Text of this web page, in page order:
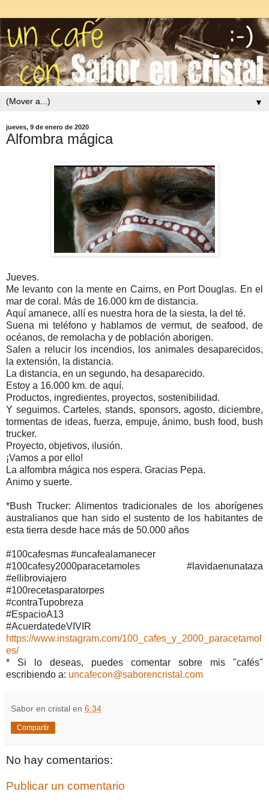
▼
jueves, 9 de enero de 2020
Alfombra mágica
Jueves.
Me levanto con la mente en Cairns, en Port Douglas. En el
mar de coral. Más de 16.000 km de distancia.
Aquí amanece, allí es nuestra hora de la siesta, la del té.
Suena mi teléfono y hablamos de vermut, de seafood, de
océanos, de remolacha y de población aborigen.
Salen a relucir los incendios, los animales desaparecidos,
la extensión, la distancia.
La distancia, en un segundo, ha desaparecido.
Estoy a 16.000 km. de aquí.
Productos, ingredientes, proyectos, sostenibilidad.
Y seguimos. Carteles, stands, sponsors, agosto, diciembre,
tormentas de ideas, fuerza, empuje, ánimo, bush food, bush
trucker.
Proyecto, objetivos, ilusión.
¡Vamos a por ello!
La alfombra mágica nos espera. Gracias Pepa.
Animo y suerte.
*Bush Trucker: Alimentos tradicionales de los aborígenes
australianos que han sido el sustento de los habitantes de
esta tierra desde hace más de 50.000 años
#100cafesmas #uncafealamanecer
#100cafesy2000paracetamoles #lavidaenunataza
#ellibroviajero
#100recetasparatorpes
#contraTupobreza
#EspacioA13
#AcuerdatedeVIVIR
https://www.instagram.com/100_cafes_y_2000_paracetamol
es/
* Si lo deseas, puedes comentar sobre mis "cafés"
escribiendo a: uncafecon@saborencristal.com
Sabor en cristal en 6:34
Compartir
No hay comentarios:
Publicar un comentario